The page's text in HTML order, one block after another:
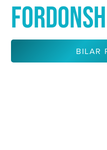
BILAR